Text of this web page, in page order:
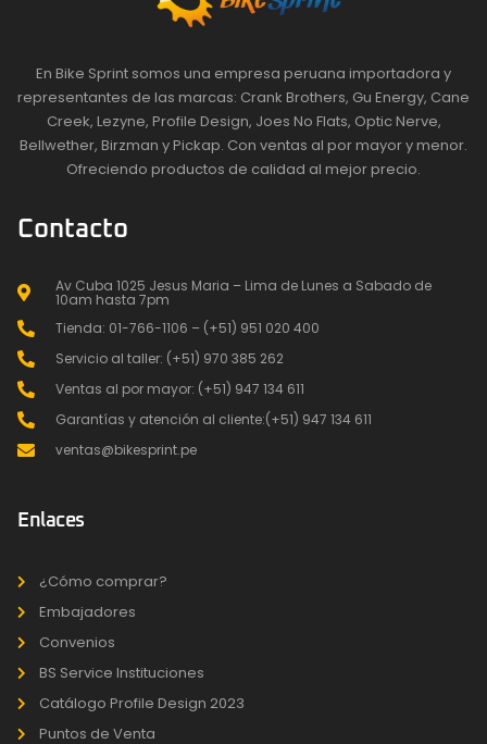
En Bike Sprint somos una empresa peruana importadora y
representantes de las marcas: Crank Brothers, Gu Energy, Cane
Creek, Lezyne, Profile Design, Joes No Flats, Optic Nerve,
Bellwether, Birzman y Pickap. Con ventas al por mayor y menor.
Ofreciendo productos de calidad al mejor precio.
Contacto
Av Cuba 1025 Jesus Maria – Lima de Lunes a Sabado de
10am hasta 7pm
Tienda: 01-766-1106 – (+51) 951 020 400
Servicio al taller: (+51) 970 385 262
Ventas al por mayor: (+51) 947 134 611
Garantías y atención al cliente:(+51) 947 134 611
ventas@bikesprint.pe
Enlaces
¿Cómo comprar?
Embajadores
Convenios
BS Service Instituciones
Catálogo Profile Design 2023
Puntos de Venta